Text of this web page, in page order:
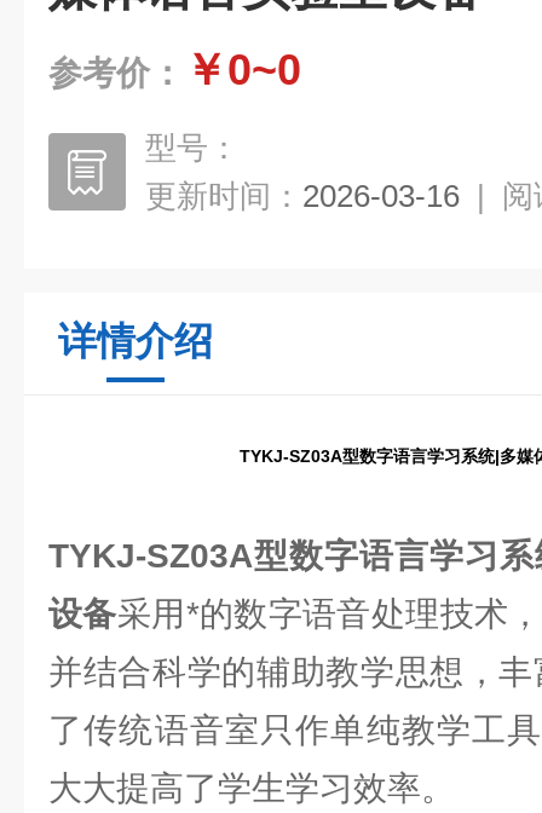
参考价： ￥0~0
型号：
更新时间： 2026-03-16 | 阅
详情介绍
TYKJ-SZ03A型数字语言学习系统|多媒
TYKJ-SZ03A型数字语言学习
设备采用*的数字语音处理技术
并结合科学的辅助教学思想，
了传统语音室只作单纯教学工
大大提高了学生学习效率。